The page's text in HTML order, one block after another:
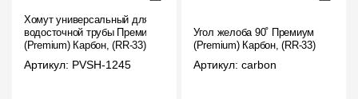
Хомут универсальный для
водосточной трубы Премиум
(Premium) Карбон, (RR-33)
Артикул: PVSH-1245
Угол желоба 90˚ Премиум
(Premium) Карбон, (RR-33)
Артикул: carbon